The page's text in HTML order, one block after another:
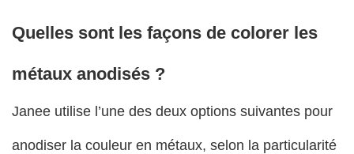
Quelles sont les façons de colorer les
métaux anodisés ?
Janee utilise l’une des deux options suivantes pour
anodiser la couleur en métaux, selon la particularité